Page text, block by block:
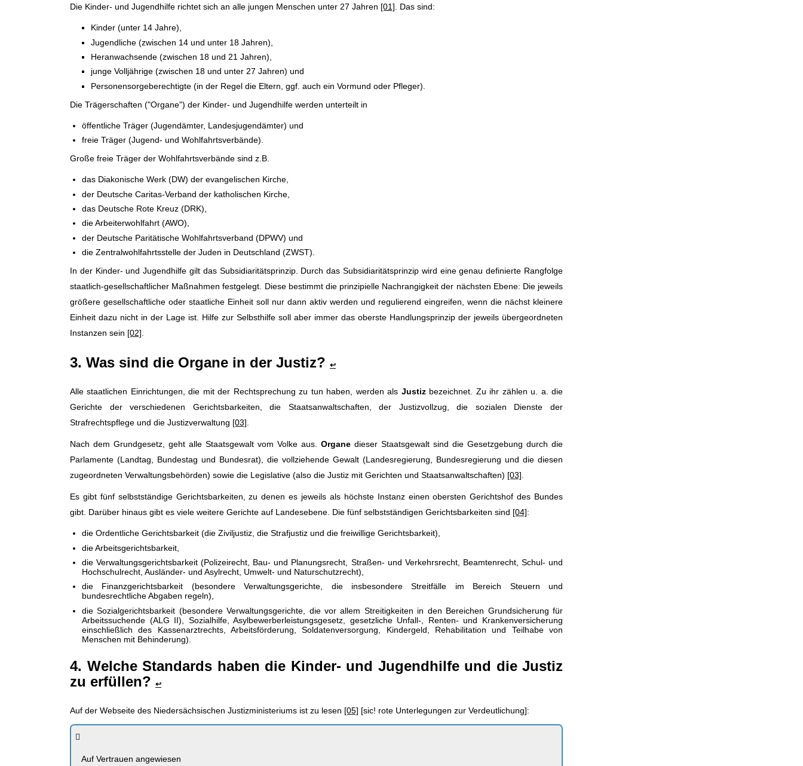
Die Kinder- und Jugendhilfe richtet sich an alle jungen Menschen unter 27 Jahren [01]. Das sind:
Kinder (unter 14 Jahre),
Jugendliche (zwischen 14 und unter 18 Jahren),
Heranwachsende (zwischen 18 und 21 Jahren),
junge Volljährige (zwischen 18 und unter 27 Jahren) und
Personensorgeberechtigte (in der Regel die Eltern, ggf. auch ein Vormund oder Pfleger).
Die Trägerschaften ("Organe") der Kinder- und Jugendhilfe werden unterteilt in
öffentliche Träger (Jugendämter, Landesjugendämter) und
freie Träger (Jugend- und Wohlfahrtsverbände).
Große freie Träger der Wohlfahrtsverbände sind z.B.
das Diakonische Werk (DW) der evangelischen Kirche,
der Deutsche Caritas-Verband der katholischen Kirche,
das Deutsche Rote Kreuz (DRK),
die Arbeiterwohlfahrt (AWO),
der Deutsche Paritätische Wohlfahrtsverband (DPWV) und
die Zentralwohlfahrtsstelle der Juden in Deutschland (ZWST).
In der Kinder- und Jugendhilfe gilt das Subsidiaritätsprinzip. Durch das Subsidiaritätsprinzip wird eine genau definierte Rangfolge
staatlich-gesellschaftlicher Maßnahmen festgelegt. Diese bestimmt die prinzipielle Nachrangigkeit der nächsten Ebene: Die jeweils
größere gesellschaftliche oder staatliche Einheit soll nur dann aktiv werden und regulierend eingreifen, wenn die nächst kleinere
Einheit dazu nicht in der Lage ist. Hilfe zur Selbsthilfe soll aber immer das oberste Handlungsprinzip der jeweils übergeordneten
Instanzen sein [02]
3. Was sind die Organe in der Justiz? ↩
Alle staatlichen Einrichtungen, die mit der Rechtsprechung zu tun haben, werden als Justizbezeichnet. Zu ihr zählen u. a. die
Gerichte der verschiedenen Gerichtsbarkeiten, die Staatsanwaltschaften, der Justizvollzug, die sozialen Dienste der
Strafrechtspflege und die Justizverwaltung [03]
Nach dem Grundgesetz, geht alle Staatsgewalt vom Volke aus. Organe dieser Staatsgewalt sind die Gesetzgebung durch die
Parlamente (Landtag, Bundestag und Bundesrat), die vollziehende Gewalt (Landesregierung, Bundesregierung und die diesen
zugeordneten Verwaltungsbehörden) sowie die Legislative (also die Justiz mit Gerichten und Staatsanwaltschaften) [03]
Es gibt fünf selbstständige Gerichtsbarkeiten, zu denen es jeweils als höchste Instanz einen obersten Gerichtshof des Bundes
gibt. Darüber hinaus gibt es viele weitere Gerichte auf Landesebene. Die fünf selbstständigen Gerichtsbarkeiten sind [04]:
die Ordentliche Gerichtsbarkeit (die Ziviljustiz, die Strafjustiz und die freiwillige Gerichtsbarkeit),
die Arbeitsgerichtsbarkeit,
die Verwaltungsgerichtsbarkeit (Polizeirecht, Bau- und Planungsrecht, Straßen- und Verkehrsrecht, Beamtenrecht, Schul- und
Hochschulrecht, Ausländer- und Asylrecht, Umwelt- und Naturschutzrecht),
die Finanzgerichtsbarkeit (besondere Verwaltungsgerichte, die insbesondere Streitfälle im Bereich Steuern und
bundesrechtliche Abgaben regeln),
die Sozialgerichtsbarkeit (besondere Verwaltungsgerichte, die vor allem Streitigkeiten in den Bereichen Grundsicherung für
Arbeitssuchende (ALG II), Sozialhilfe, Asylbewerberleistungsgesetz, gesetzliche Unfall-, Renten- und Krankenversicherung
einschließlich des Kassenarztrechts, Arbeitsförderung, Soldatenversorgung, Kindergeld, Rehabilitation und Teilhabe von
Menschen mit Behinderung).
4. Welche Standards haben die Kinder- und Jugendhilfe und die Justiz
zu erfüllen? ↩
Auf der Webseite des Niedersächsischen Justizministeriums ist zu lesen [05] [sic! rote Unterlegungen zur Verdeutlichung]:
Auf Vertrauen angewiesen